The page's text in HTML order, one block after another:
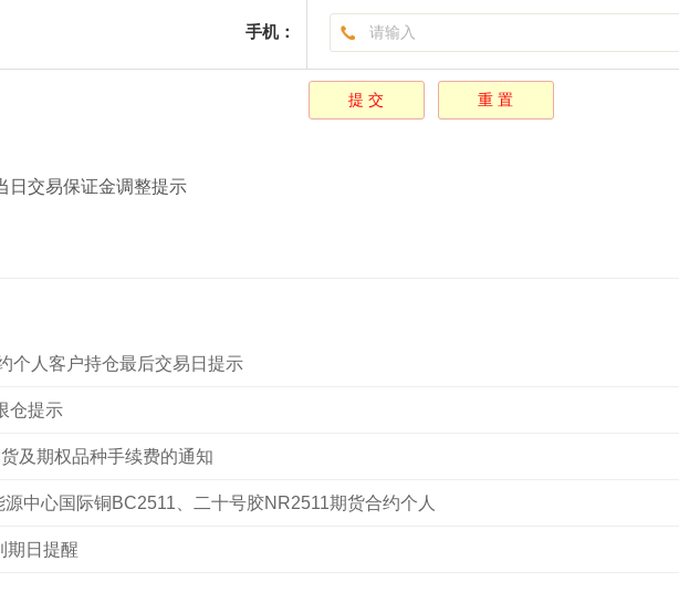
手机：
日交易保证金调整提示
个人客户持仓最后交易日提示
仓提示
及期权品种手续费的通知
中心国际铜BC2511、二十号胶NR2511期货合约个人
期日提醒